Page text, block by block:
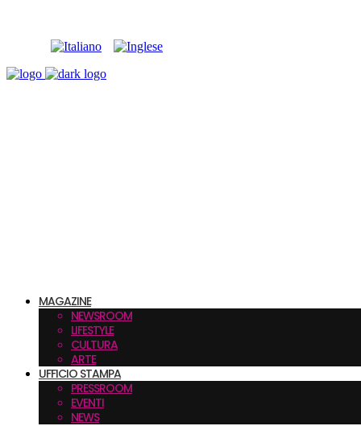
MAGAZINE
NEWSROOM
LIFESTYLE
CULTURA
ARTE
UFFICIO STAMPA
PRESSROOM
EVENTI
NEWS